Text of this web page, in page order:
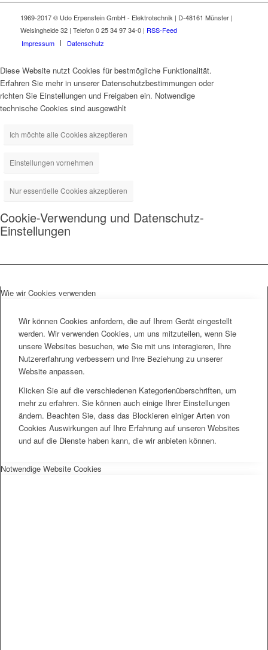
1969-2017 © Udo Erpenstein GmbH - Elektrotechnik | D-48161 Münster |
Welsingheide 32 | Telefon 0 25 34 97 34-0 | RSS-Feed
Impressum
Datenschutz
Diese Website nutzt Cookies für bestmögliche Funktionalität.
Erfahren Sie mehr in unserer Datenschutzbestimmungen oder
richten Sie Einstellungen und Freigaben ein. Notwendige
technische Cookies sind ausgewählt
Ich möchte alle Cookies akzeptieren
Einstellungen vornehmen
Nur essentielle Cookies akzeptieren
Cookie-Verwendung und Datenschutz-
Einstellungen
Wie wir Cookies verwenden
Wir können Cookies anfordern, die auf Ihrem Gerät eingestellt
werden. Wir verwenden Cookies, um uns mitzuteilen, wenn Sie
unsere Websites besuchen, wie Sie mit uns interagieren, Ihre
Nutzererfahrung verbessern und Ihre Beziehung zu unserer
Website anpassen.
Klicken Sie auf die verschiedenen Kategorienüberschriften, um
mehr zu erfahren. Sie können auch einige Ihrer Einstellungen
ändern. Beachten Sie, dass das Blockieren einiger Arten von
Cookies Auswirkungen auf Ihre Erfahrung auf unseren Websites
und auf die Dienste haben kann, die wir anbieten können.
Notwendige Website Cookies